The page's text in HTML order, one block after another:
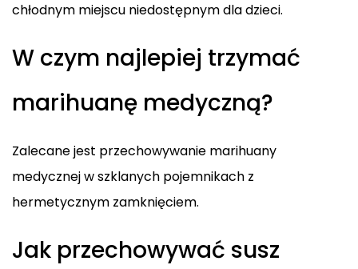
chłodnym miejscu niedostępnym dla dzieci.
W czym najlepiej trzymać
marihuanę medyczną?
Zalecane jest przechowywanie marihuany
medycznej w szklanych pojemnikach z
hermetycznym zamknięciem.
Jak przechowywać susz